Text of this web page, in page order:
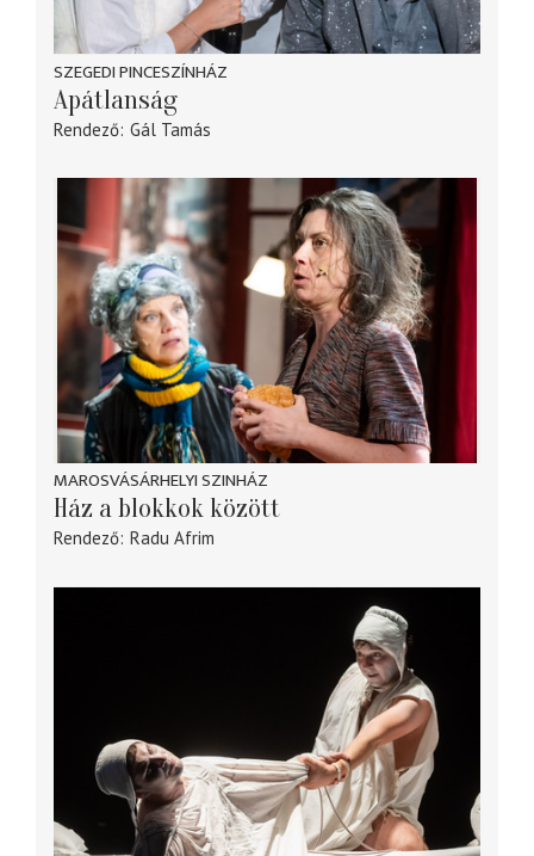
SZEGEDI PINCESZÍNHÁZ
Apátlanság
Rendező Gál Tamás
MAROSVÁSÁRHELYI SZINHÁZ
Ház a blokkok között
Rendező Radu Afrim